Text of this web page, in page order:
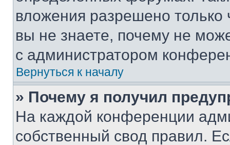
вложения разрешено
вы не знаете, почему не
с администратором
Вернуться к началу
» Почему я получил
На каждой конференции
собственный свод правил.